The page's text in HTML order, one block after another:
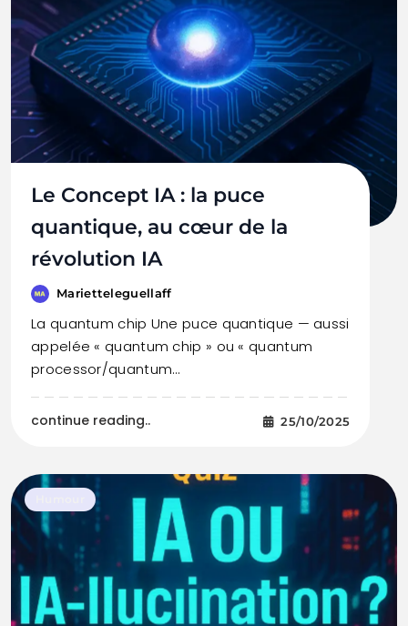
Le Concept IA : la puce
quantique, au cœur de la
révolution IA
Marietteleguellaff
La quantum chip Une puce quantique — aussi
appelée « quantum chip » ou « quantum
processor/quantum…
continue reading.. 25/10/2025